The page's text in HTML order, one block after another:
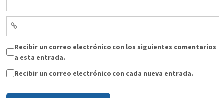
Recibir un correo electrónico con los siguientes comentarios
a esta entrada.
Recibir un correo electrónico con cada nueva entrada.